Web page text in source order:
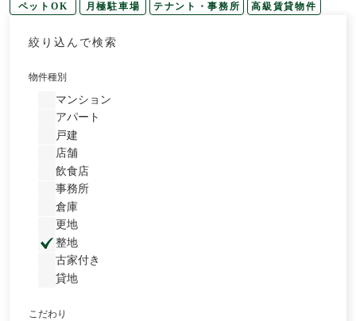
ペットOK
月極駐車場 テナント・事務所 高級賃貸物件
絞り込んで検索
物件種別
マンション
アパート
戸建
店舗
飲食店
事務所
倉庫
更地
整地
古家付き
貸地
こだわり